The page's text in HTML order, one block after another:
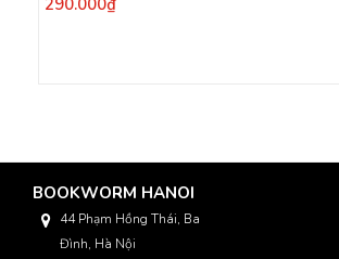
BOOKWORM HANOI
44 Phạm Hồng Thái, Ba
Đình, Hà Nội